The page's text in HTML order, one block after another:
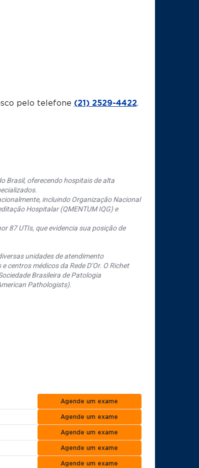
pelo telefone (21) 2529-4422.
Brasil, oferecendo hospitais de alta
incluindo Organização Nacional
Hospitalar (QMENTUM IQG) e
87 UTIs, que evidencia sua posição de
unidades de atendimento
médicos da Rede D’Or. O Richet
Brasileira de Patologia
Pathologists).
Agende um exame
Agende um exame
Agende um exame
Agende um exame
Agende um exame